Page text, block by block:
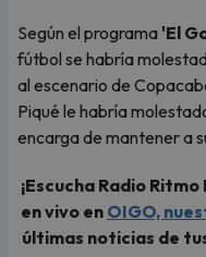
Según el programa 'El
fútbol se habría
al escenario de
Piqué le habría
encarga de mantener a
¡Escucha Radio
en vivo en OIGO,
últimas noticias de